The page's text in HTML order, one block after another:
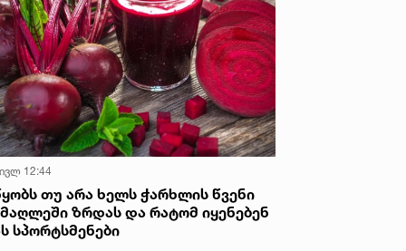
12:44
თუ არა ხელს ჭარხლის წვენი
ზრდას და რატომ იყენებენ
სპორტსმენები